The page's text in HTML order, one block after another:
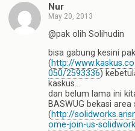
Nur
May 20, 2013
@pak olih Solihudin
bisa gabung kesini
(http://
050/2593336)
kaskus…
dan belum lama ini
BASWUG bekasi
(http://
ome-join-us-